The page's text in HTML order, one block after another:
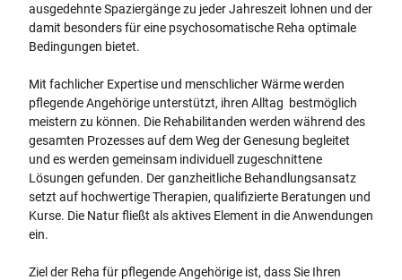
ausgedehnte Spaziergänge zu jeder Jahreszeit lohnen und der
damit besonders für eine psychosomatische Reha optimale
Bedingungen bietet.
Mit fachlicher Expertise und menschlicher Wärme werden
pflegende Angehörige unterstützt, ihren Alltag bestmöglich
meistern zu können. Die Rehabilitanden werden während des
gesamten Prozesses auf dem Weg der Genesung begleitet
und es werden gemeinsam individuell zugeschnittene
Lösungen gefunden. Der ganzheitliche Behandlungsansatz
setzt auf hochwertige Therapien, qualifizierte Beratungen und
Kurse. Die Natur fließt als aktives Element in die Anwendungen
ein.
Ziel der Reha für pflegende Angehörige ist, dass Sie Ihren